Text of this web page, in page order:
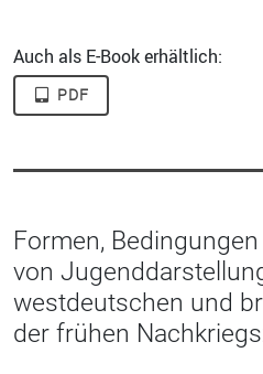
Auch als E-Book erhältlich:
PDF
Formen,
von
westdeutschen und
der frühen